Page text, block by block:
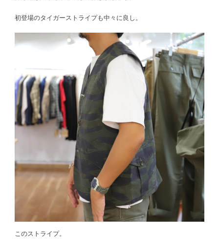
初登場のタイガーストライプも中々に良し。
このストライプ。